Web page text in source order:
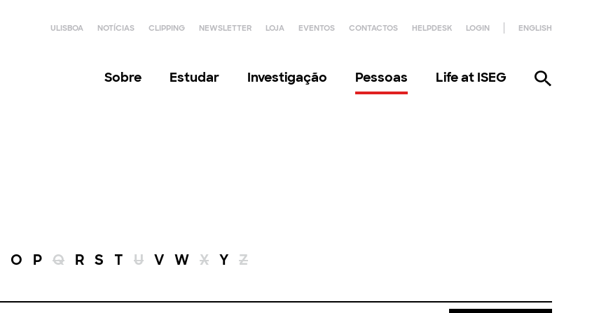
ULISBOA NOTÍCIAS CLIPPING NEWSLETTER LOJA EVENTOS CONTACTOS HELPDESK LOGIN ENGLISH
Sobre Estudar Investigação Pessoas Life at ISEG
O P Q R S T U V W X Y Z